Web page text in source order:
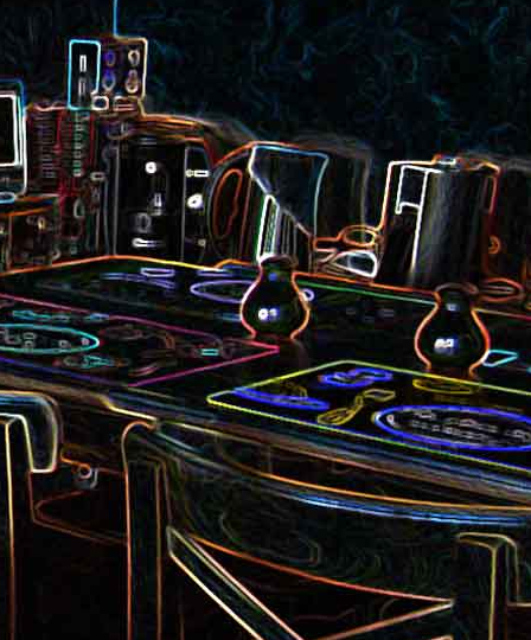
et aux olives
Quiche sans pâte au chorizo
et aux pommes de terre